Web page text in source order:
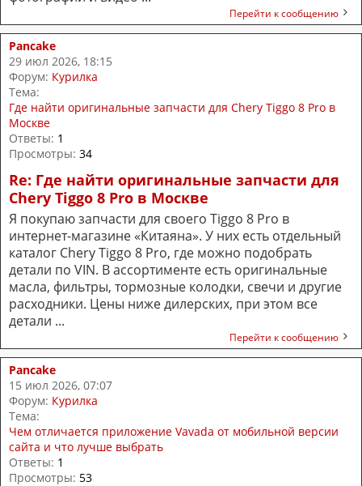
Перейти к сообщению
Pancake
29 июл 2026, 18:15
Форум: Курилка
Тема:
Где найти оригинальные запчасти для Chery Tiggo 8 Pro в
Москве
Ответы: 1
Просмотры: 34
Re: Где найти оригинальные запчасти для
Chery Tiggo 8 Pro в Москве
Я покупаю запчасти для своего Tiggo 8 Pro в
интернет-магазине «Китаяна». У них есть отдельный
каталог Chery Tiggo 8 Pro, где можно подобрать
детали по VIN. В ассортименте есть оригинальные
масла, фильтры, тормозные колодки, свечи и другие
расходники. Цены ниже дилерских, при этом все
детали ...
Перейти к сообщению
Pancake
15 июл 2026, 07:07
Форум: Курилка
Тема:
Чем отличается приложение Vavada от мобильной версии
сайта и что лучше выбрать
Ответы: 1
Просмотры: 53